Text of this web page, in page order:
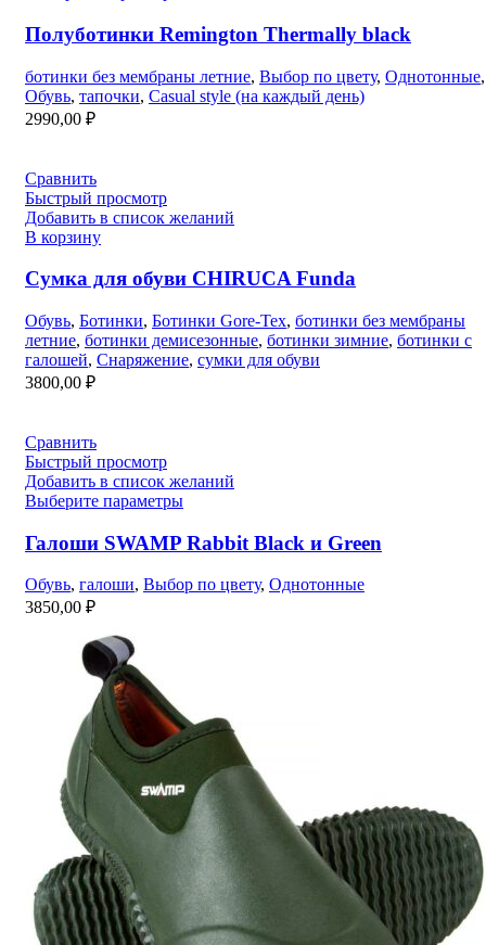
Полуботинки Remington Thermally black
ботинки без мембраны летние, Выбор по цвету, Однотонные,
Обувь, тапочки, Casual style (на каждый день)
2990,00 ₽
Сравнить
Быстрый просмотр
Добавить в список желаний
В корзину
Сумка для обуви CHIRUCA Funda
Обувь, Ботинки, Ботинки Gore-Tex, ботинки без мембраны
летние, ботинки демисезонные, ботинки зимние, ботинки с
галошей, Снаряжение, сумки для обуви
3800,00 ₽
Сравнить
Быстрый просмотр
Добавить в список желаний
Выберите параметры
Галоши SWAMP Rabbit Black и Green
Обувь, галоши, Выбор по цвету, Однотонные
3850,00 ₽